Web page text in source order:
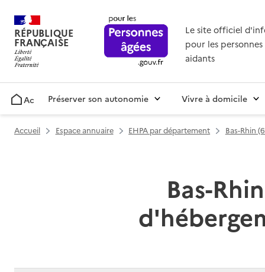
RÉPUBLIQUE
FRANÇAISE
Le site officiel
pour les personnes
aidants
AccueilPréserver son autonomie Vivre à domicile
Accueil Espace annuaire EHPA par département Bas-Rhin
Bas-